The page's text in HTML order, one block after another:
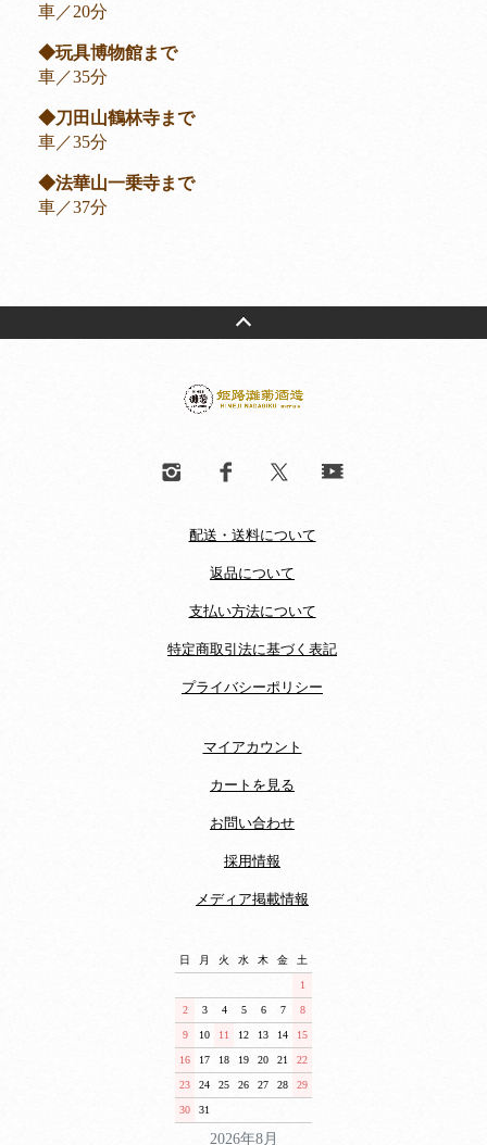
車／20分
◆玩具博物館まで
車／35分
◆刀田山鶴林寺まで
車／35分
◆法華山一乗寺まで
車／37分
配送・送料について
返品について
支払い方法について
特定商取引法に基づく表記
プライバシーポリシー
マイアカウント
カートを見る
お問い合わせ
採用情報
メディア掲載情報
2026年8月
日 月 火 水 木 金 土
1
2 3 4 5 6 7 8
9 10 11 12 13 14 15
16 17 18 19 20 21 22
23 24 25 26 27 28 29
30 31